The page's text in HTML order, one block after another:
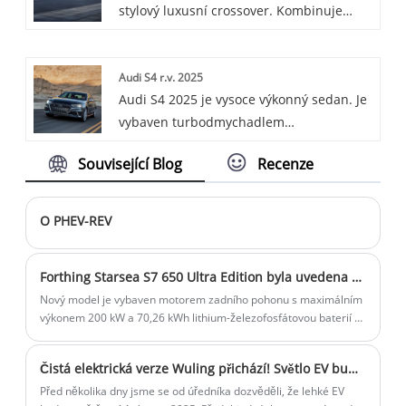
stylový luxusní crossover. Kombinuje
motorem nabízí hladkou jízdu a vynikající
ovladatelnost. Díky pokročilým funkcím a
prémiovým povrchovým úpravám je Q5
hledají kombinaci výkonu a luxusu.
Audi S4 r.v. 2025
Audi S4 2025 je vysoce výkonný sedan. Je
vybaven turbodmychadlem
luxusní interiéry a přichází s pokročilými
kol quattro a kombinací výkonu a pohodlí.
Související Blog Recenze
O PHEV-REV
Forthing Starsea S7 650 Ultra Edition byla uvedena na trh 21. prosince.
Nový model je vybaven motorem zadního pohonu s maximálním
výkonem 200 kW a 70,26 kWh lithium-železofosfátovou baterií s
využívá systém napájení s prodlouženým dojezdem 1,5T, čistě
elektrický dojezd až 235 km a komplexní dojezd dosahuje 1250
Čistá elektrická verze Wuling přichází! Světlo EV bude spuštěno 14. února 2025
Před několika dny jsme se od úředníka dozvěděli, že lehké EV